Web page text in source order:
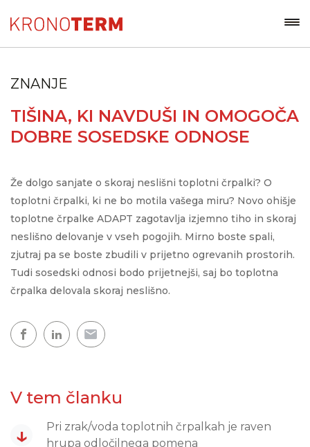
ZNANJE
TIŠINA, KI NAVDUŠI IN OMOGOČA
DOBRE SOSEDSKE ODNOSE
Že dolgo sanjate o skoraj neslišni toplotni črpalki? O
toplotni črpalki, ki ne bo motila vašega miru? Novo ohišje
toplotne črpalke ADAPT zagotavlja izjemno tiho in skoraj
neslišno delovanje v vseh pogojih. Mirno boste spali,
zjutraj pa se boste zbudili v prijetno ogrevanih prostorih.
Tudi sosedski odnosi bodo prijetnejši, saj bo toplotna
črpalka delovala skoraj neslišno.
V tem članku
↓
Pri zrak/voda toplotnih črpalkah je raven
hrupa odločilnega pomena